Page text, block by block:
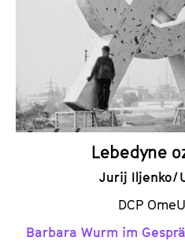
Lebedyne
Jurij Iljenko /
DCP
Barbara Wurm im